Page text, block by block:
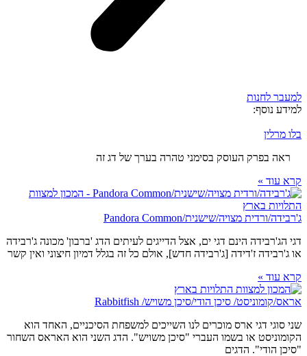
למעבר לחנות
למידע נוסף:
בלו מרלין
ראה בפרק העוסק בסימני טהרה בערך של דג זה
קרא עוד »
ג'רבידה/ורדית מצויה/שישנית/Pandora Common
דגי הג'רבידה הינם דגי ים, אצל הדייגים לעיתים הדג 'ברבון' מכונה ג'רבידה
או ג'רבידה ז'דידה [ג'רבידה חדש], אולם כל זה בגלל דמיון חיצוני ואין קשר
קרא עוד »
אראס/קומוניסט/ סיכן הודי/סיכן משויש/ Rabbitfish
שני סוגי דגי ארס מוכרים לנו השייכים למשפחת הסיכניים, האחד הוא
הקומוניסט או בשמו העברי "סיכן משויש". הדג השני הוא האראס השחור
"סיכן הודי". הדגים